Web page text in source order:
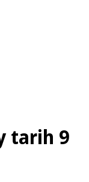
tarih 9